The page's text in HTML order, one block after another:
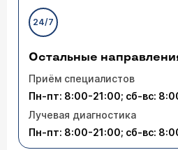
24/7
Остальные
Приём специалистов
Пн-пт: 8:00-21:00; сб-вс:
Лучевая диагностика
Пн-пт: 8:00-21:00; сб-вс: